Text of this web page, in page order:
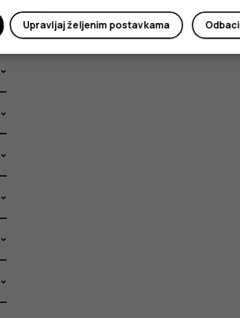
Upravljaj željenim postavkama